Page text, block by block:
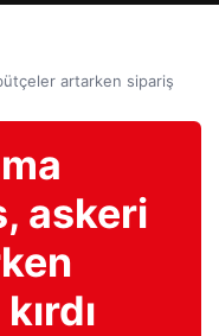
artarken sipariş
askeri